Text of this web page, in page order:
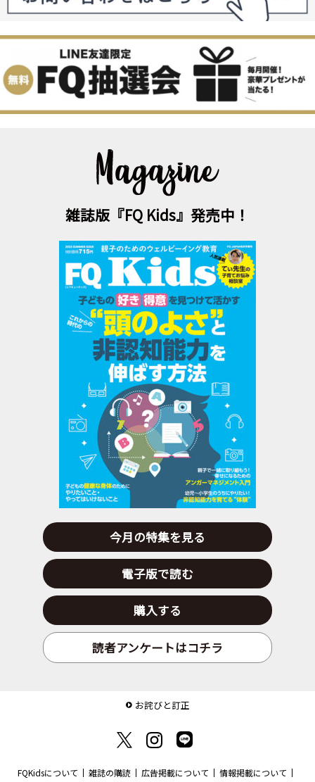
雑誌版『FQ Kids』発売中！
今月の特集を見る
電子版で読む
購入する
読者アンケートはコチラ
お詫びと訂正
FQKidsについて 雑誌の購読 広告掲載について
情報掲載について